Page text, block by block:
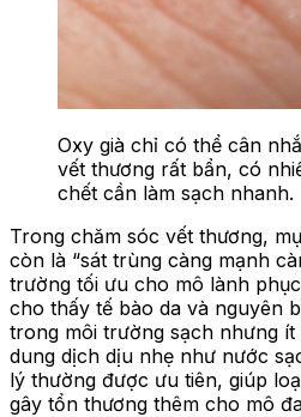
Oxy già chỉ có thể cân
vết thương rất bẩn, có
chết cần làm sạch nhanh.
Trong chăm sóc vết thương,
còn là “sát trùng càng mạnh
trường tối ưu cho mô lành
cho thấy tế bào da và nguyên
trong môi trường sạch nhưng
dung dịch dịu nhẹ như nước
lý thường được ưu tiên, giúp
gây tổn thương thêm cho mô